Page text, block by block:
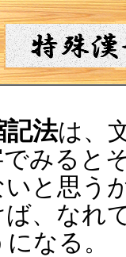
記法は、
みると
と思う
、なれ
なる。